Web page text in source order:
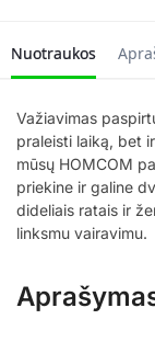
Nuotraukos
Važiavimas
praleisti laiką, bet
mūsų HOMCOM
priekine ir galine
dideliais ratais ir
linksmu vairavimu.